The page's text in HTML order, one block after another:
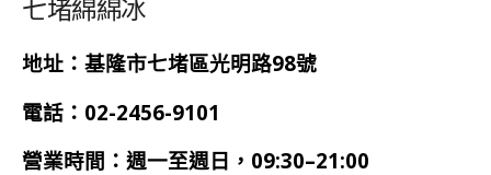
七堵綿綿冰
地址：基隆市七堵區光明路98號
電話： 02-2456-9101
營業時間： 週一至週日 ，09:30–21:00